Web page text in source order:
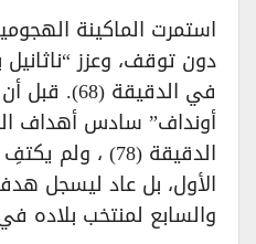
استمرت الماكينة
دون توقف، وعزز
في الدقيقة
أونداف” سادس أهداف
الدقيقة (78) ،
الأول، بل عاد ليسجل
والسابع لمنتخب بلاده في